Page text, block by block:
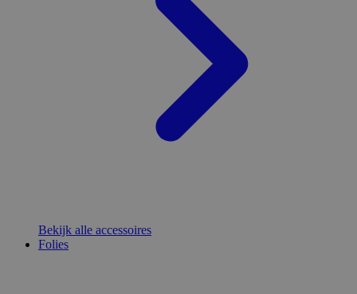
Bekijk alle accessoires
Folies